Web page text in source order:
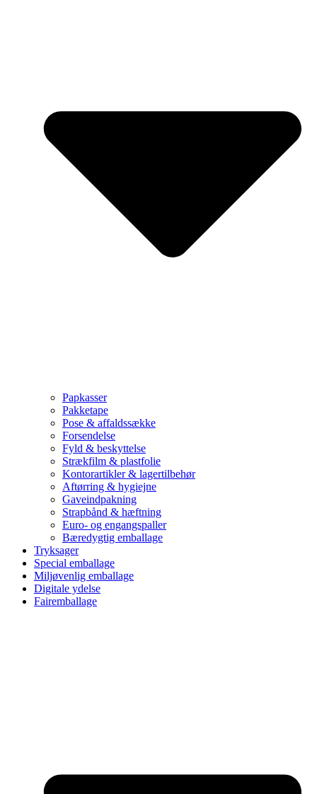
Papkasser
Pakketape
Pose & affaldssække
Forsendelse
Fyld & beskyttelse
Strækfilm & plastfolie
Kontorartikler & lagertilbehør
Aftørring & hygiejne
Gaveindpakning
Strapbånd & hæftning
Euro- og engangspaller
Bæredygtig emballage
Tryksager
Special emballage
Miljøvenlig emballage
Digitale ydelse
Fairemballage